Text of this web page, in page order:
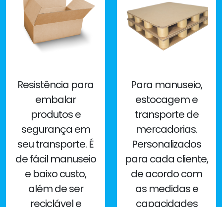
Resistência para
embalar
produtos e
segurança em
seu transporte. É
de fácil manuseio
e baixo custo,
além de ser
reciclável e
Para manuseio,
estocagem e
transporte de
mercadorias.
Personalizados
para cada cliente,
de acordo com
as medidas e
capacidades